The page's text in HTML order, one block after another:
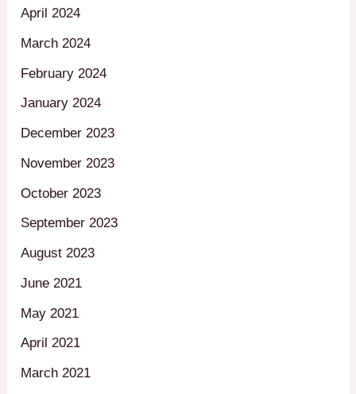
April 2024
March 2024
February 2024
January 2024
December 2023
November 2023
October 2023
September 2023
August 2023
June 2021
May 2021
April 2021
March 2021